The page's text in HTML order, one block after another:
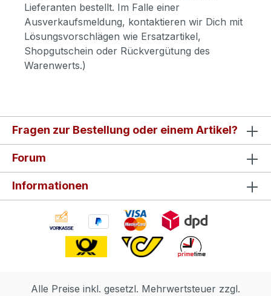
Lieferanten bestellt. Im Falle einer
Ausverkaufsmeldung, kontaktieren wir Dich mit
Lösungsvorschlägen wie Ersatzartikel,
Shopgutschein oder Rückvergütung des
Warenwerts.)
Fragen zur Bestellung oder einem Artikel?
Forum
Informationen
Alle Preise inkl. gesetzl. Mehrwertsteuer zzgl.